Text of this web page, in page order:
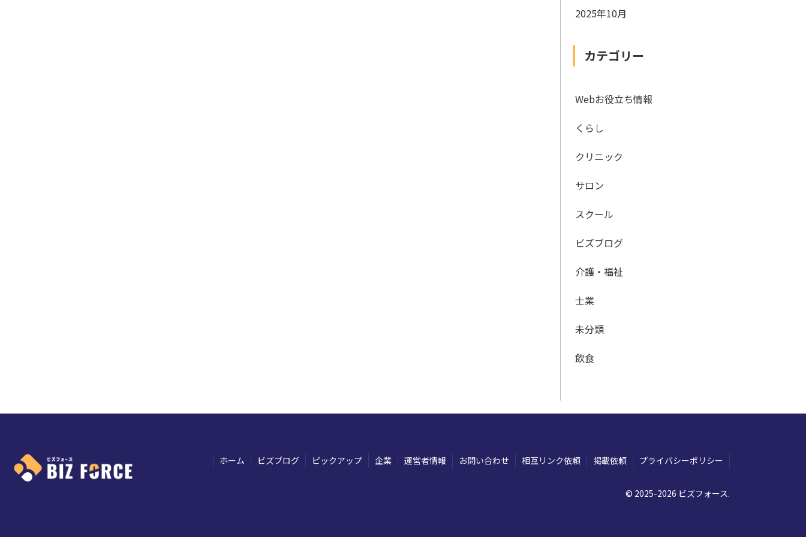
2025年10月
カテゴリー
Webお役立ち情報
くらし
クリニック
サロン
スクール
ビズブログ
介護・福祉
士業
未分類
飲食
ホーム ビズブログ ピックアップ 企業 運営者情報 お問い合わせ 相互リンク依頼 掲載依頼 プライバシーポリシー
© 2025-2026 ビズフォース.